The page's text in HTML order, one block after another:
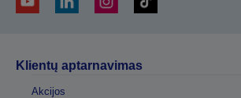
Klientų aptarnavimas
Akcijos